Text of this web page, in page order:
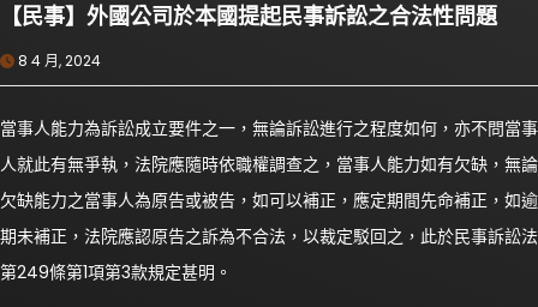
【民事】外國公司於本國提起民事訴訟之合法性問題
8 4 月, 2024
當事人能力為訴訟成立要件之一，無論訴訟進行之程度如何，亦不問當事
人就此有無爭執，法院應隨時依職權調查之，當事人能力如有欠缺，無論
欠缺能力之當事人為原告或被告，如可以補正，應定期間先命補正，如逾
期未補正，法院應認原告之訴為不合法，以裁定駁回之，此於民事訴訟法
第249條第1項第3款規定甚明。